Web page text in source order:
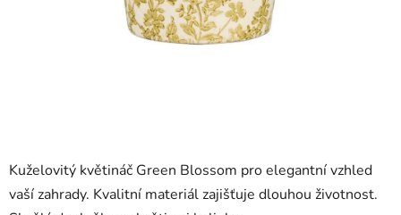
Kuželovitý květináč Green Blossom pro elegantní vzhled
vaší zahrady. Kvalitní materiál zajišťuje dlouhou životnost.